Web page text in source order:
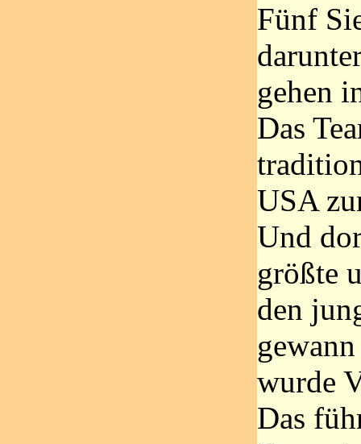
Fünf
gehen
Das
USA
Und
größte
den
wurde
Das